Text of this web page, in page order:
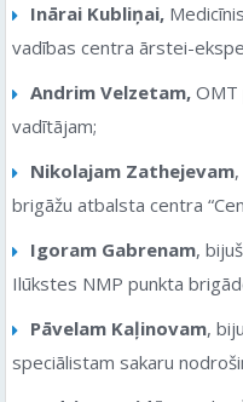
Inārai Kubliņai,
vadības centra ārstei-
Andrim Velzetam, OMT
vadītājam;
Nikolajam Zathejevam
brigāžu atbalsta centra
Igoram Gabrenam,
Ilūkstes NMP punkta
Pāvelam Kaļinovam,
speciālistam sakaru